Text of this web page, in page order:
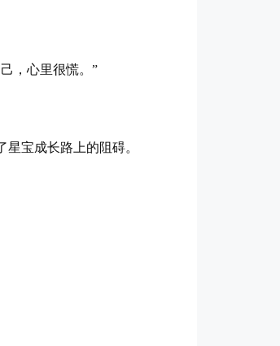
，心里很慌。”
宝成长路上的阻碍。